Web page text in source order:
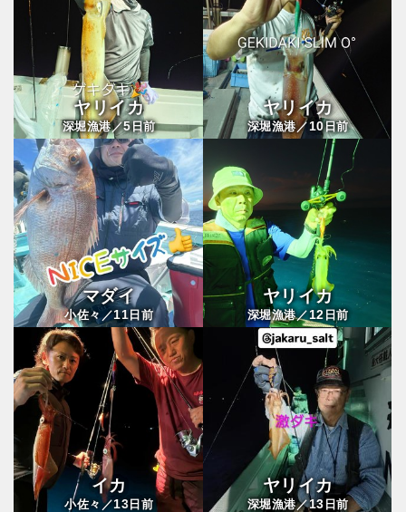
ヤリイカ
深堀漁港／5日前
ヤリイカ
深堀漁港／ 10日前
マダイ
小佐々／11日前
ヤリイカ
深堀漁港／ 12 日前
イカ
小佐々／13日前
ヤリイカ
深堀漁港／13 日前